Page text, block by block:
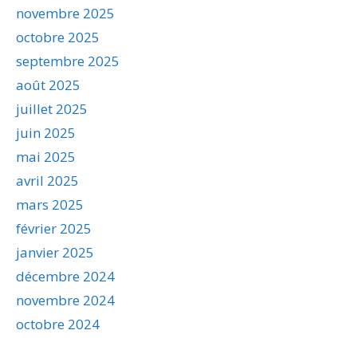
novembre 2025
octobre 2025
septembre 2025
août 2025
juillet 2025
juin 2025
mai 2025
avril 2025
mars 2025
février 2025
janvier 2025
décembre 2024
novembre 2024
octobre 2024